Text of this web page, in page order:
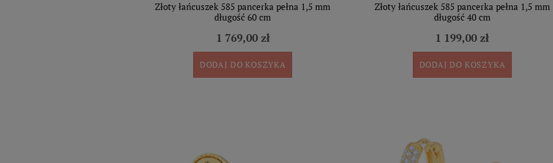
Złoty łańcuszek 585 pancerka pełna 1,5 mm
długość 60 cm
1 769,00 zł
DODAJ DO KOSZYKA
Złoty łańcuszek 585 pancerka pełna 1,5 mm
długość 40 cm
1 199,00 zł
DODAJ DO KOSZYKA